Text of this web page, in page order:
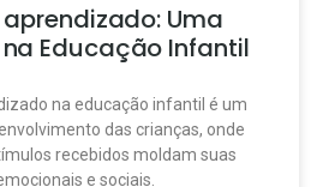
Uma
Educação Infantil
na educação infantil é um
das crianças, onde
recebidos moldam suas
e sociais.